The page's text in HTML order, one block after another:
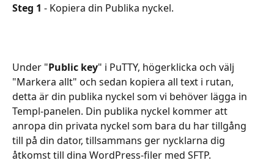
Steg 1 - Kopiera din Publika nyckel.
Under "Public key" i PuTTY, högerklicka och välj
"Markera allt" och sedan kopiera all text i rutan,
detta är din publika nyckel som vi behöver lägga in
Templ-panelen. Din publika nyckel kommer att
anropa din privata nyckel som bara du har tillgång
till på din dator, tillsammans ger nycklarna dig
åtkomst till dina WordPress-filer med SFTP.